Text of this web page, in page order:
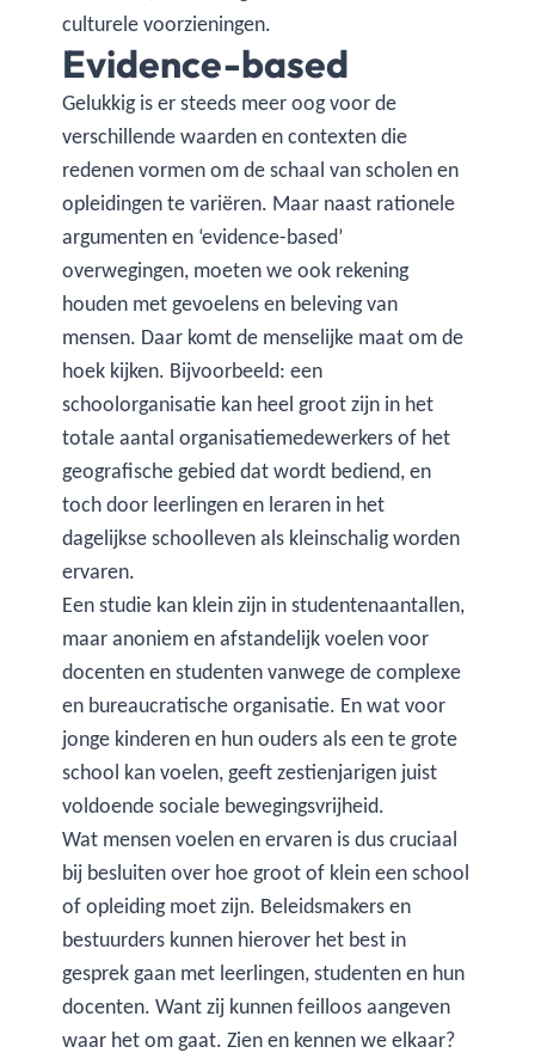
culturele voorzieningen.
Evidence-based
Gelukkig is er steeds meer oog voor de
verschillende waarden en contexten die
redenen vormen om de schaal van scholen en
opleidingen te variëren. Maar naast rationele
argumenten en ‘evidence-based’
overwegingen, moeten we ook rekening
houden met gevoelens en beleving van
mensen. Daar komt de menselijke maat om de
hoek kijken. Bijvoorbeeld: een
schoolorganisatie kan heel groot zijn in het
totale aantal organisatiemedewerkers of het
geografische gebied dat wordt bediend, en
toch door leerlingen en leraren in het
dagelijkse schoolleven als kleinschalig worden
ervaren.
Een studie kan klein zijn in studentenaantallen,
maar anoniem en afstandelijk voelen voor
docenten en studenten vanwege de complexe
en bureaucratische organisatie. En wat voor
jonge kinderen en hun ouders als een te grote
school kan voelen, geeft zestienjarigen juist
voldoende sociale bewegingsvrijheid.
Wat mensen voelen en ervaren is dus cruciaal
bij besluiten over hoe groot of klein een school
of opleiding moet zijn. Beleidsmakers en
bestuurders kunnen hierover het best in
gesprek gaan met leerlingen, studenten en hun
docenten. Want zij kunnen feilloos aangeven
waar het om gaat. Zien en kennen we elkaar?